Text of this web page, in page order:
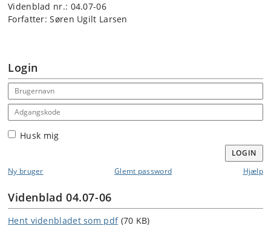
Videnblad nr.: 04.07-06
Forfatter: Søren Ugilt Larsen
Login
Email address
Adgangskode
Husk mig
LOGIN
Ny bruger
Glemt password Hjælp
Videnblad 04.07-06
Hent videnbladet som pdf (70 KB)